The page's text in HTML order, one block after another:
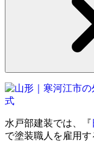
水戸部建装では、『
で塗装職人を雇用